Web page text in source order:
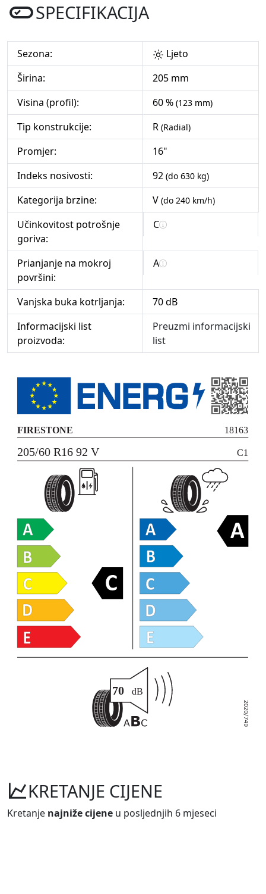
SPECIFIKACIJA
Sezona:
Ljeto
Širina:
205 mm
Visina (profil):
60 % (123 mm)
Tip konstrukcije: R (Radial)
Promjer:
16"
Indeks nosivosti:
92 (do 630 kg)
Kategorija brzine: V (do 240 km/h)
Učinkovitost potrošnje
goriva:
C
Prianjanje na mokroj
površini:
A
Vanjska buka kotrljanja:
70 dB
Informacijski list
proizvoda:
Preuzmi informacijski
list
KRETANJE CIJENE
Kretanje najniže cijene u posljednjih 6 mjeseci